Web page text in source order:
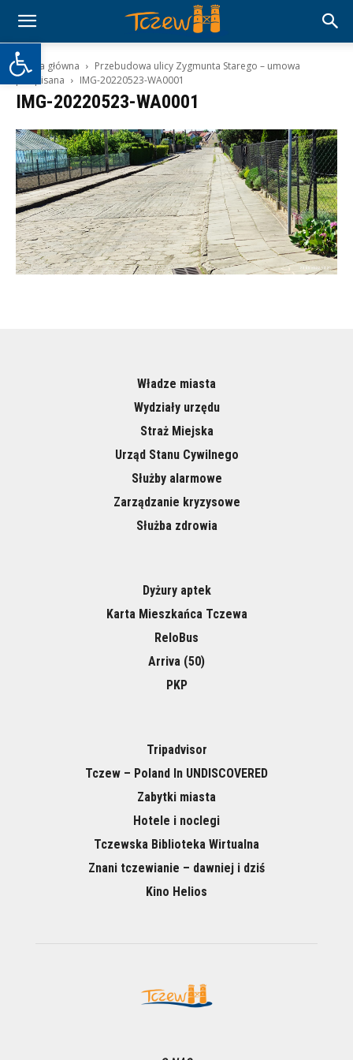
Otwórz pasek narzędzi
Strona główna
Przebudowa ulicy Zygmunta Starego – umowa
podpisana
IMG-20220523-WA0001
IMG-20220523-WA0001
Władze miasta
Wydziały urzędu
Straż Miejska
Urząd Stanu Cywilnego
Służby alarmowe
Zarządzanie kryzysowe
Służba zdrowia
Dyżury aptek
Karta Mieszkańca Tczewa
ReloBus
Arriva (50)
PKP
Tripadvisor
Tczew – Poland In UNDISCOVERED
Zabytki miasta
Hotele i noclegi
Tczewska Biblioteka Wirtualna
Znani tczewianie – dawniej i dziś
Kino Helios